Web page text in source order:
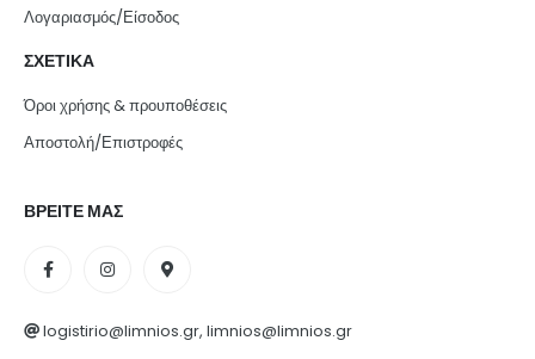
Λογαριασμός/Είσοδος
ΣΧΕΤΙΚΑ
Όροι χρήσης & προυποθέσεις
Αποστολή/Επιστροφές
ΒΡΕΙΤΕ ΜΑΣ
logistirio@limnios.gr, limnios@limnios.gr